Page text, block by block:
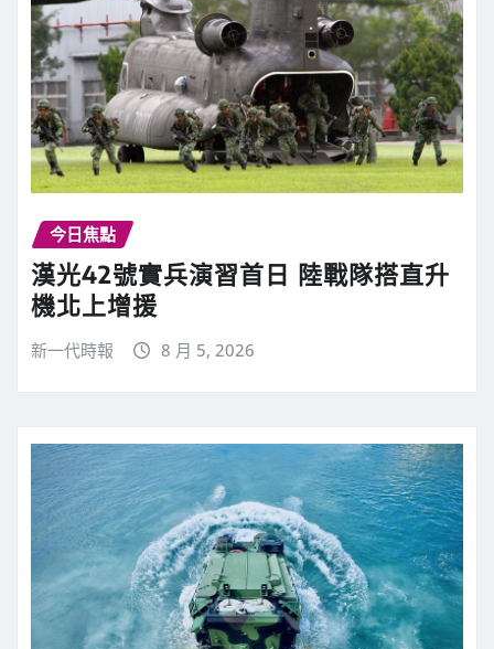
今日焦點
漢光42號實兵演習首日 陸戰隊搭直升
機北上增援
新一代時報 8 月 5, 2026